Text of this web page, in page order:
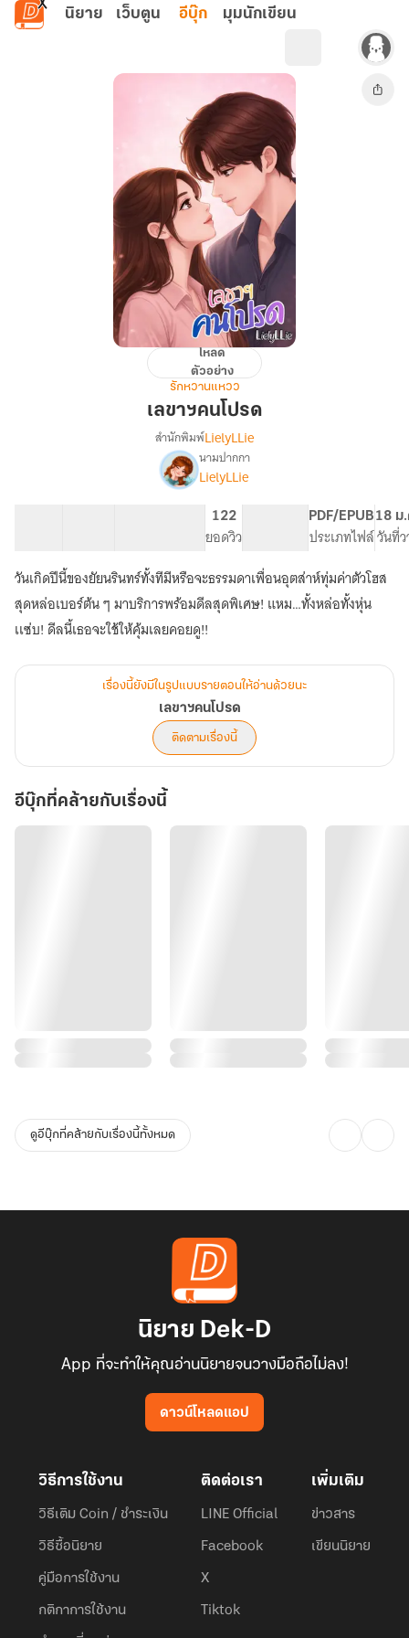
ข้ามไปยังเนื้อหาหลัก
นิยาย เว็บตูน อีบุ๊ก มุมนักเขียน
เลขาฯ
โหลด
ตัวอย่าง
รักหวานแหวว
เลขาฯคนโปรด
เรื่อง
เลขาฯ
คน
โปรด
สำนักพิมพ์LielyLLie
นามปากกา
LielyLLie
122
ยอดวิว
PDF/EPUB
ประเภทไฟล์
18 ม
วันที่
วันเกิดปีนี้ของยัยนรินทร์ทั้งทีมีหรือจะธรรมดาเพื่อนอุตส่าห์ทุ่มค่าตัวโฮส
สุดหล่อเบอร์ต้น ๆ มาบริการพร้อมดีลสุดพิเศษ! แหม…ทั้งหล่อทั้งหุ่น
เเซ่บ! ดีลนี้เธอจะใช้ให้คุ้มเลยคอยดู!!
เรื่องนี้ยังมีในรูปแบบรายตอนให้อ่านด้วยนะ
เลขาฯคนโปรด
ติดตามเรื่องนี้
อีบุ๊กที่คล้ายกับเรื่องนี้
ดูอีบุ๊กที่คล้ายกับเรื่องนี้ทั้งหมด
นิยาย Dek-D
App ที่จะทำให้คุณอ่านนิยายจนวางมือถือไม่ลง!
ดาวน์โหลดแอป
วิธีการใช้งาน
วิธีเติม Coin / ชำระเงิน
วิธีซื้อนิยาย
คู่มือการใช้งาน
กติกาการใช้งาน
ติดต่อเรา
LINE Official
Facebook
X
Tiktok
เพิ่มเติม
ข่าวสาร
เขียนนิยาย